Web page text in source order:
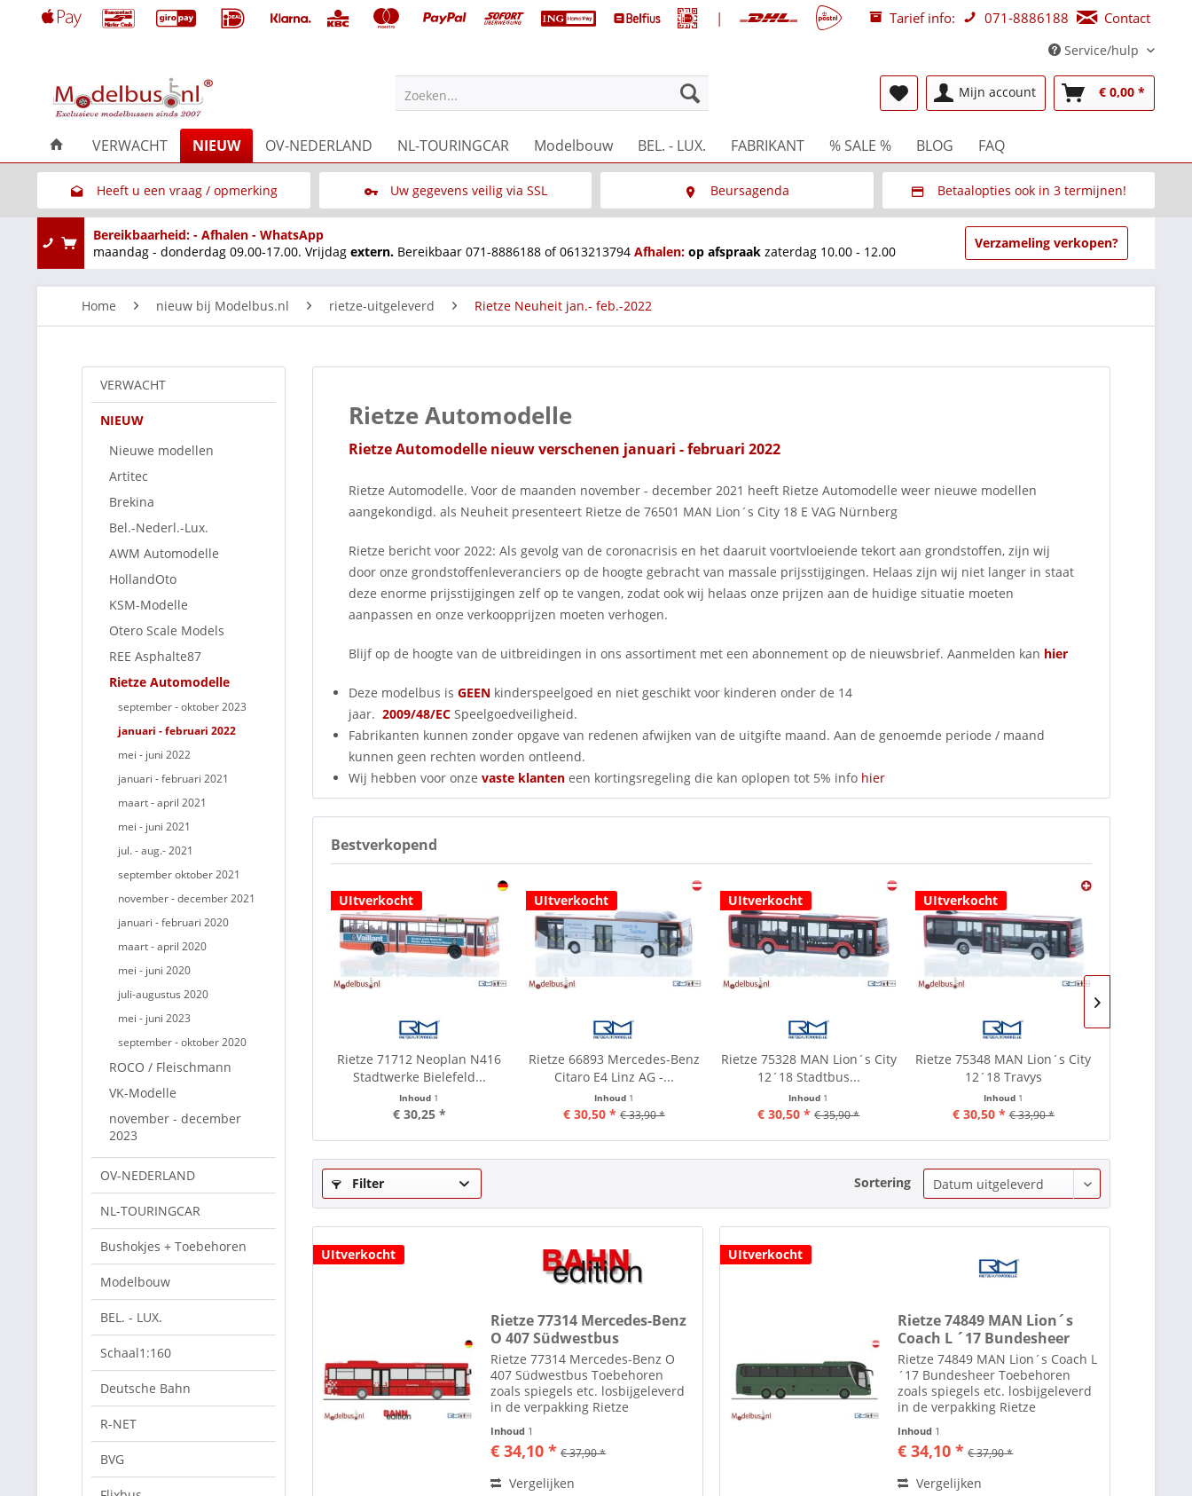
| Tarief info: 071-8886188 Contact
Service/hulp
Zoeken... Mijn account € 0,00 *
Heeft u een vraag / opmerking
Link naar het contactformulier
Uw gegevens veilig via SSL Beursagenda Betaalopties ook in 3 termijnen!
Via Multisafepay (veilig via SSL)
Bereikbaarheid: - Afhalen - WhatsApp
maandag - donderdag 09.00-17.00. Vrijdag extern. Bereikbaar 071-8886188 of 0613213794 Afhalen: op afspraak zaterdag 10.00 - 12.00
Verzameling verkopen?
Home nieuw bij Modelbus.nl rietze-uitgeleverd Rietze Neuheit jan.- feb.-2022
VERWACHT
NIEUW
Nieuwe modellen
Artitec
Brekina
Bel.-Nederl.-Lux.
AWM Automodelle
HollandOto
KSM-Modelle
Otero Scale Models
REE Asphalte87
Rietze Automodelle
september - oktober 2023
januari - februari 2022
mei - juni 2022
januari - februari 2021
maart - april 2021
mei - juni 2021
jul. - aug.- 2021
september oktober 2021
november - december 2021
januari - februari 2020
maart - april 2020
mei - juni 2020
juli-augustus 2020
mei - juni 2023
september - oktober 2020
ROCO / Fleischmann
VK-Modelle
november - december
2023
OV-NEDERLAND
NL-TOURINGCAR
Bushokjes + Toebehoren
Modelbouw
BEL. - LUX.
Schaal1:160
Deutsche Bahn
R-NET
BVG
Rietze Automodelle
Rietze Automodelle nieuw verschenen januari - februari 2022
Rietze Automodelle. Voor de maanden november - december 2021 heeft Rietze Automodelle weer nieuwe modellen
aangekondigd. als Neuheit presenteert Rietze de 76501 MAN Lion´s City 18 E VAG Nürnberg
Rietze bericht voor 2022: Als gevolg van de coronacrisis en het daaruit voortvloeiende tekort aan grondstoffen, zijn wij
door onze grondstoffenleveranciers op de hoogte gebracht van massale prijsstijgingen. Helaas zijn wij niet langer in staat
deze enorme prijsstijgingen zelf op te vangen, zodat ook wij helaas onze prijzen aan de huidige situatie moeten
aanpassen en onze verkoopprijzen moeten verhogen.
Blijf op de hoogte van de uitbreidingen in ons assortiment met een abonnement op de nieuwsbrief. Aanmelden kan hier
Deze modelbus is GEEN kinderspeelgoed en niet geschikt voor kinderen onder de 14
jaar. 2009/48/EC Speelgoedveiligheid.
Fabrikanten kunnen zonder opgave van redenen afwijken van de uitgifte maand. Aan de genoemde periode / maand
kunnen geen rechten worden ontleend.
Wij hebben voor onze vaste klanten een kortingsregeling die kan oplopen tot 5% info hier
Bestverkopend
UItverkocht
Rietze 71712 Neoplan N416
Stadtwerke Bielefeld...
Inhoud 1
€ 30,25 *
UItverkocht
Rietze 66893 Mercedes-Benz
Citaro E4 Linz AG -...
Inhoud 1
€ 30,50 * € 33,90 *
UItverkocht
Rietze 75328 MAN Lion´s City
12´18 Stadtbus...
Inhoud 1
€ 30,50 * € 35,90 *
UItverkocht
Rietze 75348 MAN Lion´s City
12´18 Travys
Inhoud 1
€ 30,50 * € 33,90 *
Filter Sortering
UItverkocht
Rietze 77314 Mercedes-Benz
O 407 Südwestbus
Rietze 77314 Mercedes-Benz O
407 Südwestbus Toebehoren
zoals spiegels etc. losbijgeleverd
in de verpakking Rietze
maakt men in het plaatsje Altdorf
bij Neurenberg modelauto's en
Inhoud 1
€ 34,10 * € 37,90 *
Vergelijken
UItverkocht
Rietze 74849 MAN Lion´s
Coach L ´17 Bundesheer
Rietze 74849 MAN Lion´s Coach L
´17 Bundesheer Toebehoren
zoals spiegels etc. losbijgeleverd
in de verpakking Rietze
maakt men in het plaatsje Altdorf
bij Neurenberg modelauto's en
Inhoud 1
€ 34,10 * € 37,90 *
Vergelijken